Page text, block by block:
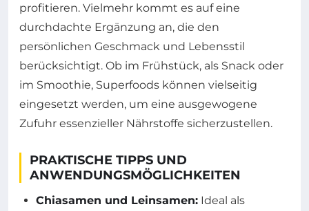
profitieren. Vielmehr kommt es auf eine
durchdachte Ergänzung an, die den
persönlichen Geschmack und Lebensstil
berücksichtigt. Ob im Frühstück, als Snack oder
im Smoothie, Superfoods können vielseitig
eingesetzt werden, um eine ausgewogene
Zufuhr essenzieller Nährstoffe sicherzustellen.
PRAKTISCHE TIPPS UND
ANWENDUNGSMÖGLICHKEITEN
Chiasamen und Leinsamen: Ideal als